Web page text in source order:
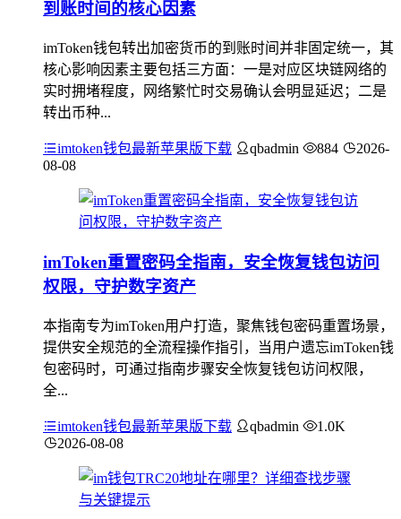
到账时间的核心因素
imToken钱包转出加密货币的到账时间并非固定统一，其
核心影响因素主要包括三方面：一是对应区块链网络的
实时拥堵程度，网络繁忙时交易确认会明显延迟；二是
转出币种...
imtoken钱包最新苹果版下载 qbadmin 884
2026-
08-08
imToken重置密码全指南，安全恢复钱包访问
权限，守护数字资产
本指南专为imToken用户打造，聚焦钱包密码重置场景，
提供安全规范的全流程操作指引，当用户遗忘imToken钱
包密码时，可通过指南步骤安全恢复钱包访问权限，
全...
imtoken钱包最新苹果版下载 qbadmin
1.0K
2026-08-08